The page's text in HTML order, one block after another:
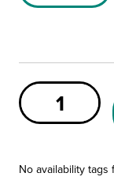
Spare
Part
C016
No availability tags